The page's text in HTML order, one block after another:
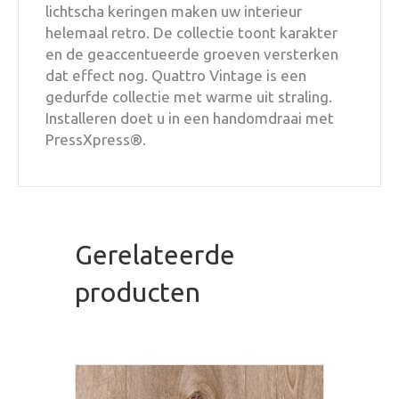
lichtscha keringen maken uw interieur
helemaal retro. De collectie toont karakter
en de geaccentueerde groeven versterken
dat effect nog. Quattro Vintage is een
gedurfde collectie met warme uit straling.
Installeren doet u in een handomdraai met
PressXpress®.
Gerelateerde
producten